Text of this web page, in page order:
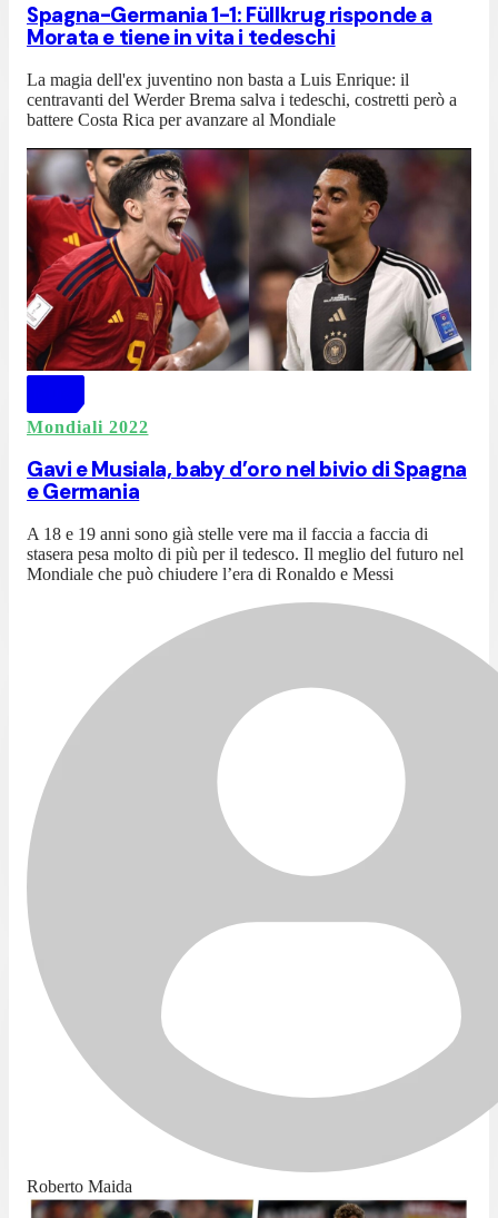
Spagna-Germania 1-1: Füllkrug risponde a
Morata e tiene in vita i tedeschi
La magia dell'ex juventino non basta a Luis Enrique: il
centravanti del Werder Brema salva i tedeschi, costretti però a
battere Costa Rica per avanzare al Mondiale
Mondiali 2022
Gavi e Musiala, baby d’oro nel bivio di Spagna
e Germania
A 18 e 19 anni sono già stelle vere ma il faccia a faccia di
stasera pesa molto di più per il tedesco. Il meglio del futuro nel
Mondiale che può chiudere l’era di Ronaldo e Messi
Roberto Maida